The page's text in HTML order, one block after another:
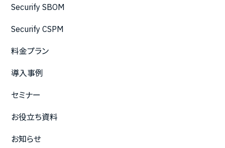
Securify SBOM
Securify CSPM
料金プラン
導入事例
セミナー
お役立ち資料
お知らせ